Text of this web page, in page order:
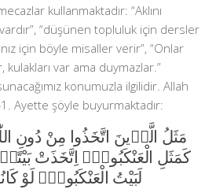
kullanmaktadır: “Aklını
“düşünen topluluk için dersler
için böyle misaller verir”, “Onlar
var ama duymazlar.”
konumuzla ilgilidir. Allah
Ayette şöyle buyurmaktadır:
كَمَثَلِ الْعَنْكَبُوتِۚ اِتَّخَذَتْ بَيْتًاۜ
لَبَيْتُ الْعَنْكَبُوتِۢ لَوْ